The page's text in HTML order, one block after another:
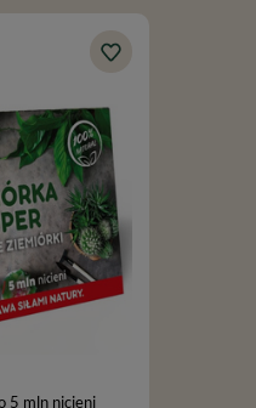
5 mln nicieni